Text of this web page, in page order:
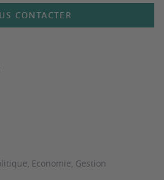
CONTACTER
Economie, Gestion